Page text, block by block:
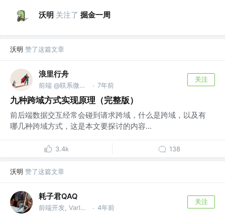
沃明 关注了 掘金一周
沃明 赞了这篇文章
浪里行舟
前端 @联系微信frontJS · 7年前
关注
九种跨域方式实现原理（完整版）
前后端数据交互经常会碰到请求跨域，什么是跨域，以及有
哪几种跨域方式，这是本文要探讨的内容...
3.4k 138
沃明 赞了这篇文章
耗子君QAQ
前端开发, Varlet @无锡某公司 · 4年前
关注